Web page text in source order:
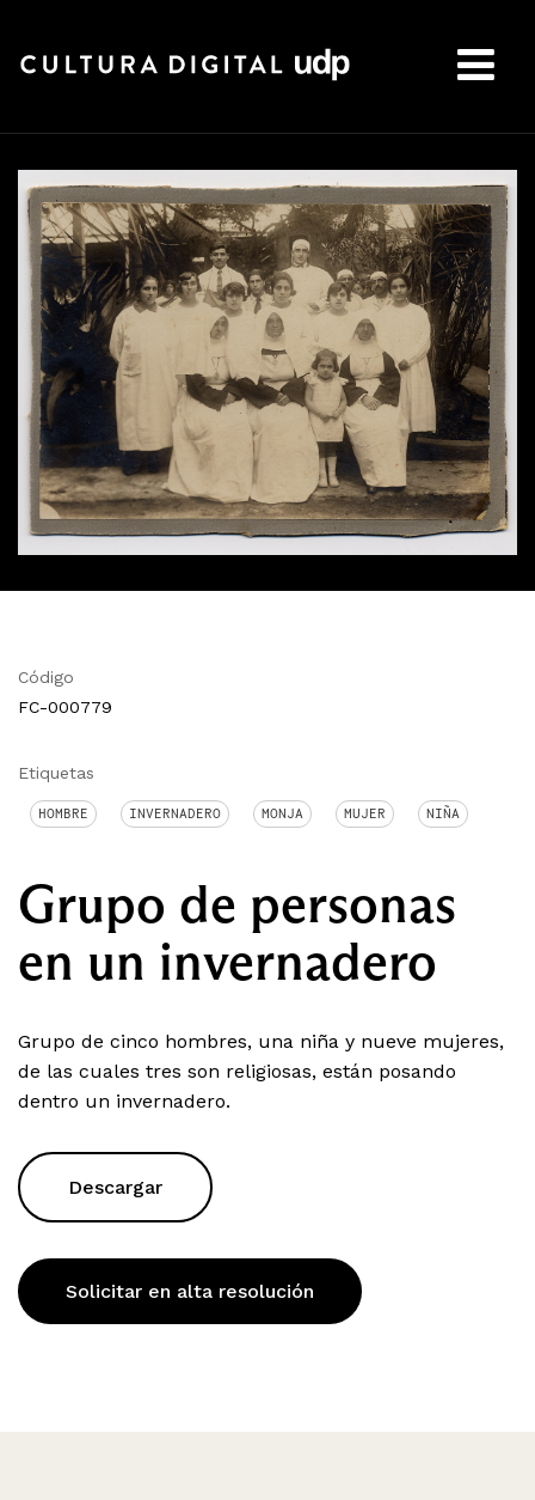
Código
FC-000779
Etiquetas
HOMBRE INVERNADERO MONJA MUJER NIÑA
Grupo de personas
en un invernadero
Grupo de cinco hombres, una niña y nueve mujeres,
de las cuales tres son religiosas, están posando
dentro un invernadero.
Descargar
Solicitar en alta resolución